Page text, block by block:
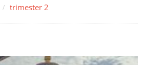
trimester 2